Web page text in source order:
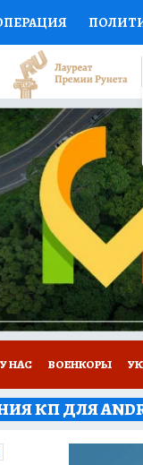
СПОРТ
ФИНАНСЫ
НА СПОРТ
НОВОЕ НА
НАС ВОЕНКОРЫ
КП ДЛЯ